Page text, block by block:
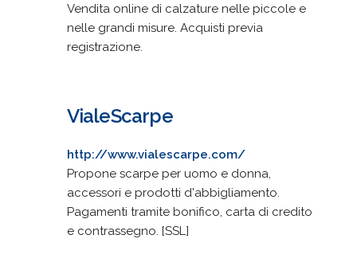
Vendita online di calzature nelle piccole e
nelle grandi misure. Acquisti previa
registrazione.
VialeScarpe
http://www.vialescarpe.com/
Propone scarpe per uomo e donna,
accessori e prodotti d'abbigliamento.
Pagamenti tramite bonifico, carta di credito
e contrassegno. [SSL]